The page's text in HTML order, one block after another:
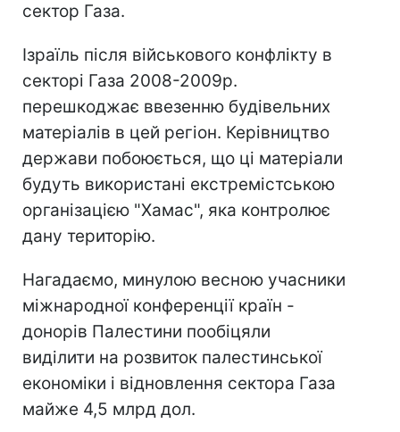
сектор Газа.
Ізраїль після військового конфлікту в
секторі Газа 2008-2009р.
перешкоджає ввезенню будівельних
матеріалів в цей регіон. Керівництво
держави побоюється, що ці матеріали
будуть використані екстремістською
організацією "Хамас", яка контролює
дану територію.
Нагадаємо, минулою весною учасники
міжнародної конференції країн -
донорів Палестини пообіцяли
виділити на розвиток палестинської
економіки і відновлення сектора Газа
майже 4,5 млрд дол.